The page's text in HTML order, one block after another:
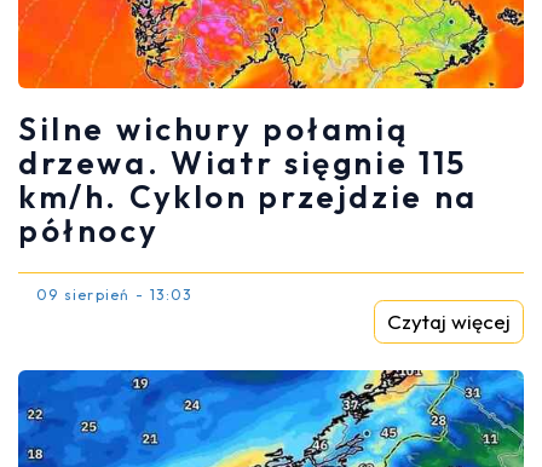
Silne wichury połamią
drzewa. Wiatr sięgnie 115
km/h. Cyklon przejdzie na
północy
09 sierpień - 13:03
Czytaj więcej